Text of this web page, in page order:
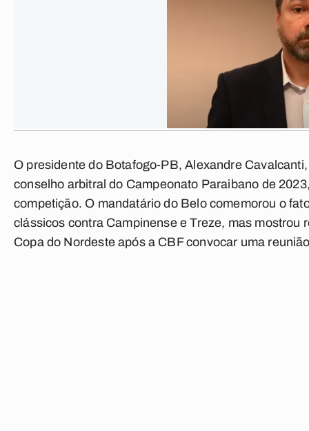
O presidente do Botafogo-PB, Alexandre
conselho arbitral do Campeonato Paraibano de 2023
competição. O mandatário do Belo comemorou o
clássicos contra Campinense e Treze, mas
Copa do Nordeste após a CBF convocar uma